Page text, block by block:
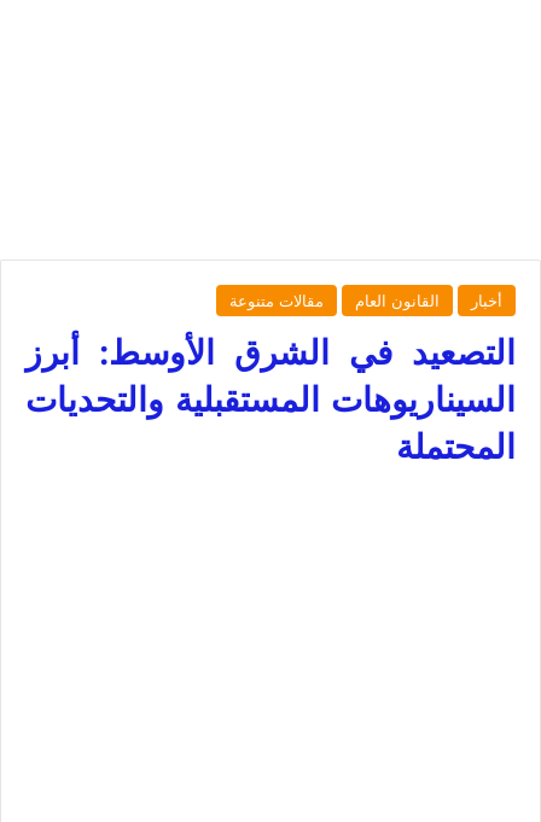
أخبار القانون العام مقالات متنوعة
التصعيد في الشرق الأوسط: أبرز
السيناريوهات المستقبلية والتحديات
المحتملة